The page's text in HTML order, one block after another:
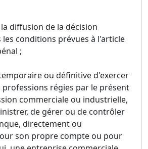
diffusion de la décision
les conditions prévues à l'article
;
ou définitive d'exercer
régies par le présent
commerciale ou industrielle,
de gérer ou de contrôler
directement ou
son propre compte ou pour